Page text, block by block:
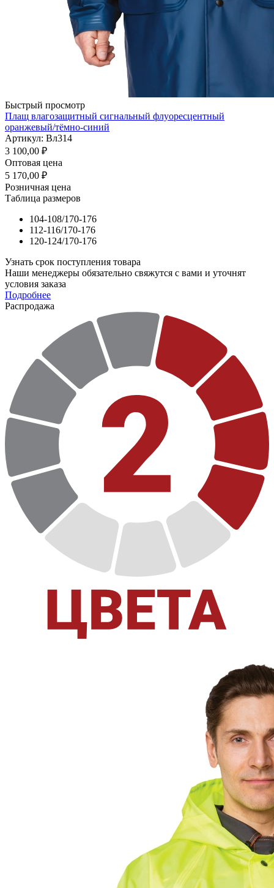
Быстрый просмотр
Плащ влагозащитный сигнальный флуоресцентный
оранжевый/тёмно-синий
Артикул: Вл314
3 100,00 ₽
Оптовая цена
5 170,00 ₽
Розничная цена
Таблица размеров
104-108/170-176
112-116/170-176
120-124/170-176
Узнать срок поступления товара
Наши менеджеры обязательно свяжутся с вами и уточнят
условия заказа
Подробнее
Распродажа